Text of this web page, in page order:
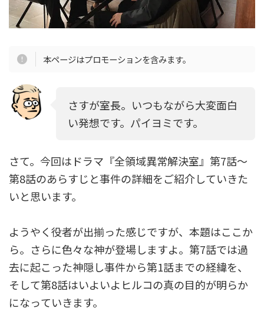
本ページはプロモーションを含みます。
さすが室長。いつもながら大変面白
い発想です。パイヨミです。
さて。今回はドラマ『全領域異常解決室』第7話～
第8話のあらすじと事件の詳細をご紹介していきた
いと思います。
ようやく役者が出揃った感じですが、本題はここか
ら。さらに色々な神が登場しますよ。第7話では過
去に起こった神隠し事件から第1話までの経緯を、
そして第8話はいよいよヒルコの真の目的が明らか
になっていきます。